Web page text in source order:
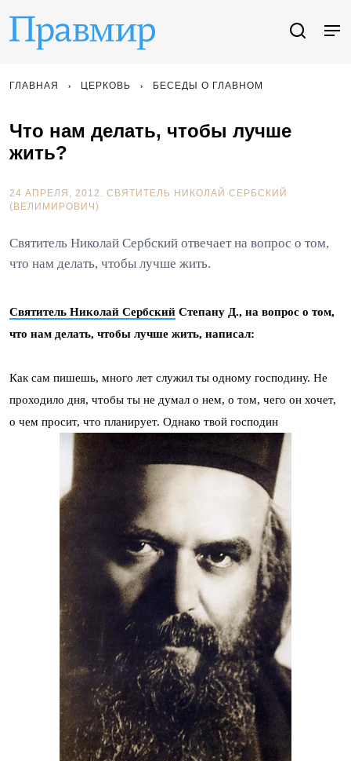
ГЛАВНАЯ ЦЕРКОВЬ БЕСЕДЫ О ГЛАВНОМ
Что нам делать, чтобы лучше
жить?
24 АПРЕЛЯ, 2012. СВЯТИТЕЛЬ НИКОЛАЙ СЕРБСКИЙ
(ВЕЛИМИРОВИЧ)
Святитель Николай Сербский отвечает на вопрос о том,
что нам делать, чтобы лучше жить.
Святитель Николай Сербский Степану Д., на вопрос о том,
что нам делать, чтобы лучше жить, написал:
Как сам пишешь, много лет служил ты одному господину. Не
проходило дня, чтобы ты не думал о нем, о том, чего он хочет,
о чем просит, что планирует. Однако твой господин